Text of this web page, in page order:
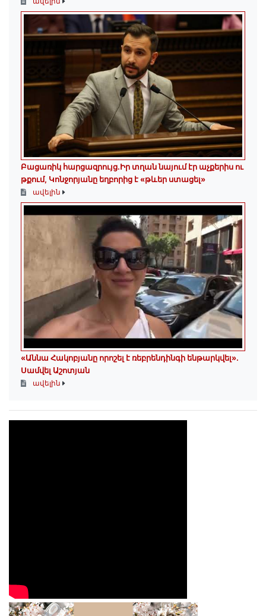
Բացառիկ հարցազրույց.Իր տղան նայում էր աչքերիս ու
թքում, Կոնջորյանը եղբորից է «թևեր ստացել»
ավելին
«Աննա Հակոբյանը որոշել է ռեբրենդինգի ենթարկվել».
Սամվել Աշոտյան
ավելին